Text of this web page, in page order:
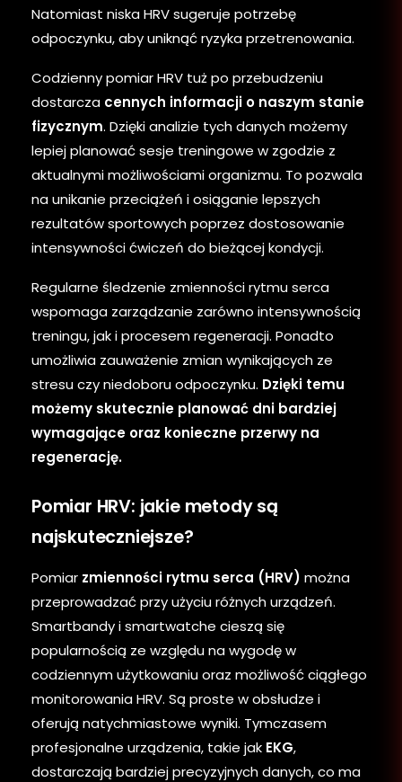
Natomiast niska HRV sugeruje potrzebę
odpoczynku, aby uniknąć ryzyka przetrenowania.
Codzienny pomiar HRV tuż po przebudzeniu
dostarcza cennych informacji o naszym stanie
fizycznym. Dzięki analizie tych danych możemy
lepiej planować sesje treningowe w zgodzie z
aktualnymi możliwościami organizmu. To pozwala
na unikanie przeciążeń i osiąganie lepszych
rezultatów sportowych poprzez dostosowanie
intensywności ćwiczeń do bieżącej kondycji.
Regularne śledzenie zmienności rytmu serca
wspomaga zarządzanie zarówno intensywnością
treningu, jak i procesem regeneracji. Ponadto
umożliwia zauważenie zmian wynikających ze
stresu czy niedoboru odpoczynku. Dzięki temu
możemy skutecznie planować dni bardziej
wymagające oraz konieczne przerwy na
regenerację.
Pomiar HRV: jakie metody są
najskuteczniejsze?
Pomiar zmienności rytmu serca (HRV) można
przeprowadzać przy użyciu różnych urządzeń.
Smartbandy i smartwatche cieszą się
popularnością ze względu na wygodę w
codziennym użytkowaniu oraz możliwość ciągłego
monitorowania HRV. Są proste w obsłudze i
oferują natychmiastowe wyniki. Tymczasem
profesjonalne urządzenia, takie jak EKG,
dostarczają bardziej precyzyjnych danych, co ma